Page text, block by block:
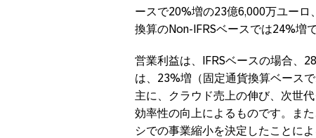
ースで20%増の23億6,000万ユー
換算のNon-IFRSベースでは24%増で
営業利益は、IFRSベースの場合、
は、23%増（固定通貨換算ベース
主に、クラウド売上の伸び、次世
効率性の向上によるものです。ま
シでの事業縮小を決定したことに